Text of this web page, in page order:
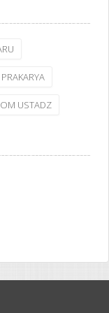
USTADZ